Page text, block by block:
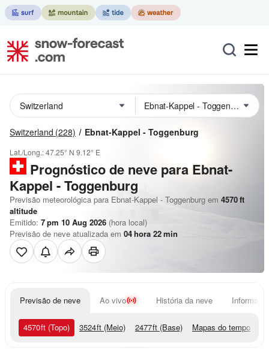
Switzerland (228) Ebnat-Kappel - Toggenburg
Lat./Long.:47.25° N 9.12° E
Prognóstico de neve para Ebnat-
Kappel - Toggenburg
Previsão meteorológica para Ebnat-Kappel - Toggenburg em 4570ft
altitude
Emitido: 7 pm 10 Aug 2026 (hora local)
Previsão de neve atualizada em 04hora 22min
Previsão de neve Ao vivo História da neve
4570ft (Topo) 3524ft (Meio) 2477ft (Base) Mapas do tempo